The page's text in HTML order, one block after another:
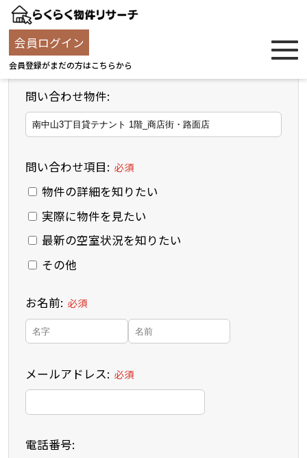
会員ログイン
会員登録がまだの方はこちらから
お問い合わせフォーム
問い合わせ物件:
問い合わせ項目: 必須
物件の詳細を知りたい
実際に物件を見たい
最新の空室状況を知りたい
その他
お名前: 必須
メールアドレス: 必須
電話番号: